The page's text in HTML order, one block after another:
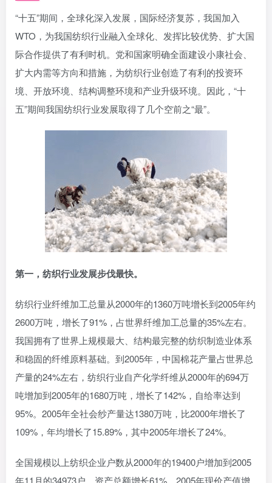
“十五”期间，全球化深入发展，国际经济复苏，我国加入
WTO，为我国纺织行业融入全球化、发挥比较优势、扩大国
际合作提供了有利时机。党和国家明确全面建设小康社会、
扩大内需等方向和措施，为纺织行业创造了有利的投资环
境、开放环境、结构调整环境和产业升级环境。因此，“十
五”期间我国纺织行业发展取得了几个空前之“最”。
第一，纺织行业发展步伐最快。
纺织行业纤维加工总量从2000年的1360万吨增长到2005年约
2600万吨，增长了91%，占世界纤维加工总量的35%左右。
我国拥有了世界上规模最大、结构最完整的纺织制造业体系
和稳固的纤维原料基础。到2005年，中国棉花产量占世界总
产量的24%左右，纺织行业自产化学纤维从2000年的694万
吨增加到2005年的1680万吨，增长了142%，自给率达到
95%。2005年全社会纱产量达1380万吨，比2000年增长了
109%，年均增长了15.89%，其中2005年增长了24%。
全国规模以上纺织企业户数从2000年的19400户增加到2005
年11月的34973户，资产总额增长61%，2005年现价产值增